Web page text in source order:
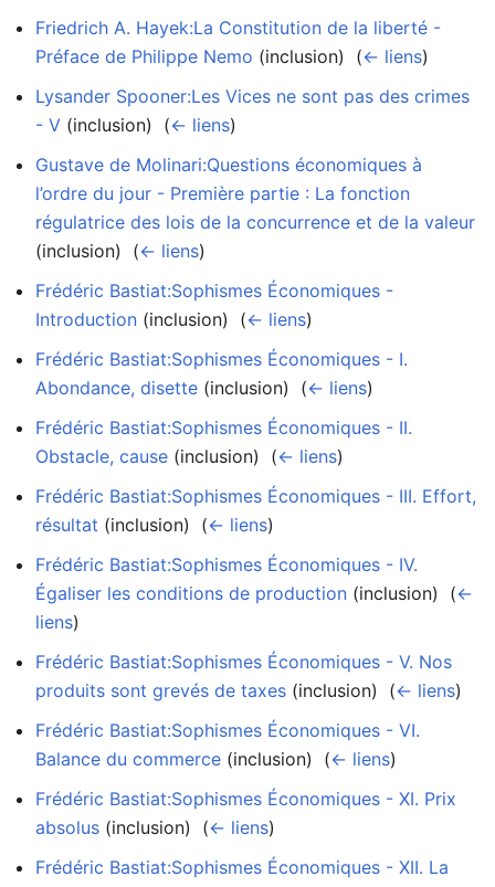
Friedrich A. Hayek:La Constitution de la liberté -
Préface de Philippe Nemo (inclusion) ‎ (← liens)
Lysander Spooner:Les Vices ne sont pas des crimes
- V (inclusion) ‎ (← liens)
Gustave de Molinari:Questions économiques à
l’ordre du jour - Première partie : La fonction
régulatrice des lois de la concurrence et de la valeur
(inclusion) ‎ (← liens)
Frédéric Bastiat:Sophismes Économiques -
Introduction (inclusion) ‎ (← liens)
Frédéric Bastiat:Sophismes Économiques - I.
Abondance, disette (inclusion) ‎ (← liens)
Frédéric Bastiat:Sophismes Économiques - II.
Obstacle, cause (inclusion) ‎ (← liens)
Frédéric Bastiat:Sophismes Économiques - III. Effort,
résultat (inclusion) ‎ (← liens)
Frédéric Bastiat:Sophismes Économiques - IV.
Égaliser les conditions de production (inclusion) ‎ (←
liens)
Frédéric Bastiat:Sophismes Économiques - V. Nos
produits sont grevés de taxes (inclusion) ‎ (← liens)
Frédéric Bastiat:Sophismes Économiques - VI.
Balance du commerce (inclusion) ‎ (← liens)
Frédéric Bastiat:Sophismes Économiques - XI. Prix
absolus (inclusion) ‎ (← liens)
Frédéric Bastiat:Sophismes Économiques - XII. La